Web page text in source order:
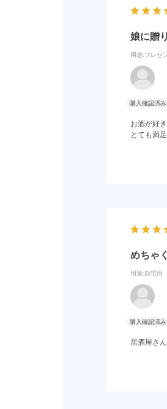
娘に贈
用途:プレゼ
お酒が好
とても満
めちゃ
用途:自宅用
居酒屋さ